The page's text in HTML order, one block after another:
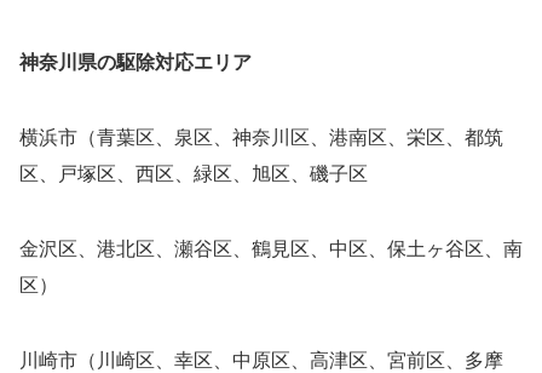
神奈川県の駆除対応エリア
横浜市（青葉区、泉区、神奈川区、港南区、栄区、都筑
区、戸塚区、西区、緑区、旭区、磯子区
金沢区、港北区、瀬谷区、鶴見区、中区、保土ヶ谷区、南
区）
川崎市（川崎区、幸区、中原区、高津区、宮前区、多摩